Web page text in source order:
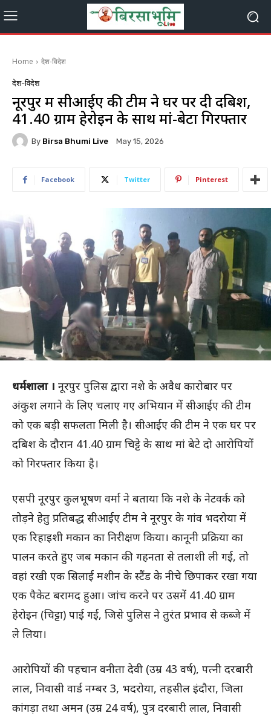
Home देश-विदेश
देश-विदेश
नूरपुर में सीआईए की टीम ने घर पर दी दबिश,
41.40 ग्राम हेरोइन के साथ मां-बेटा गिरफ्तार
By Birsa Bhumi Live May 15, 2026
Facebook Twitter Pinterest
धर्मशाला । नूरपुर पुलिस द्वारा नशे के अवैध कारोबार पर
अंकुश लगाने के लिए चलाए गए अभियान में सीआईए की टीम
को एक बड़ी सफलता मिली है। सीआईए की टीम ने एक घर पर
दबिश के दौरान 41.40 ग्राम चिट्टे के साथ मां बेटे दो आरोपियों
को गिरफ्तार किया है।
एसपी नूरपुर कुलभूषण वर्मा ने बताया कि नशे के नेटवर्क को
तोड़ने हेतु प्रतिबद्ध सीआईए टीम ने नूरपुर के गांव भदरोया में
एक रिहाइशी मकान का निरीक्षण किया। कानूनी प्रक्रिया का
पालन करते हुए जब मकान की गहनता से तलाशी ली गई, तो
वहां रखी एक सिलाई मशीन के स्टैंड के नीचे छिपाकर रखा गया
एक पैकेट बरामद हुआ। जांच करने पर उसमें 41.40 ग्राम
हेरोइन (चिट्टा) पाई गई, जिसे पुलिस ने तुरंत प्रभाव से कब्जे में
ले लिया।
आरोपियों की पहचान वनीता देवी (उम्र 43 वर्ष), पत्नी दरबारी
लाल, निवासी वार्ड नम्बर 3, भदरोया, तहसील इंदौरा, जिला
कांगड़ा तथा अमन (उम्र 24 वर्ष), पुत्र दरबारी लाल, निवासी